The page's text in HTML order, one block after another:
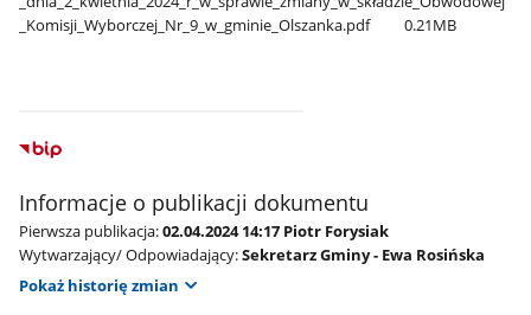
_Komisji​_Wyborczej​_Nr​_9​_w​_gminie​_Olszanka.pdf
0.21MB
Informacje o publikacji dokumentu
Pierwsza publikacja:02.04.2024 14:17 Piotr Forysiak
Wytwarzający/ Odpowiadający:Sekretarz Gminy - Ewa Rosińska
Pokaż historię zmian